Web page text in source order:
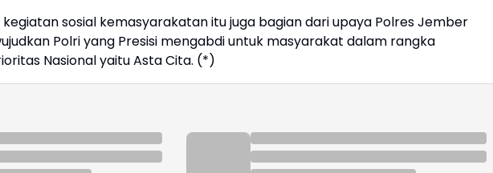
sosial kemasyarakatan itu juga bagian dari upaya Polres Jember
Polri yang Presisi mengabdi untuk masyarakat dalam rangka
Nasional yaitu Asta Cita. (*)